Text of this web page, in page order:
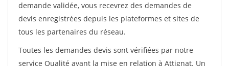
demande validée, vous recevrez des demandes de
devis enregistrées depuis les plateformes et sites de
tous les partenaires du réseau.
Toutes les demandes devis sont vérifiées par notre
service Qualité avant la mise en relation à Attignat. Un